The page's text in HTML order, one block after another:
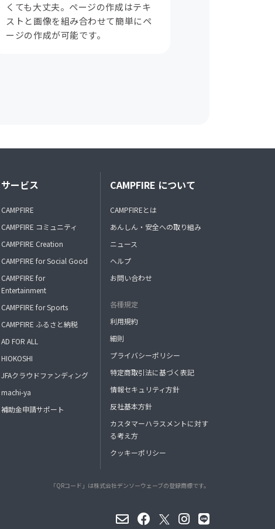
くても大丈夫。ページの作成はテキ
ストと画像を組み合わせて簡単にペ
ージの作成が可能です。
サービス
CAMPFIRE
CAMPFIRE コミュニティ
CAMPFIRE Creation
CAMPFIRE for Social Good
CAMPFIRE for
Entertainment
CAMPFIRE for Sports
CAMPFIRE ふるさと納税
AD FOR ALL
HIOKOSHI
JFAクラウドファンディング
machi-ya
補助金申請サポート
CAMPFIRE について
CAMPFIREとは
あんしん・安全への取り組み
ニュース
ヘルプ
お問い合わせ
各種規定
利用規約
細則
プライバシーポリシー
特定商取引法に基づく表記
情報セキュリティ方針
反社基本方針
カスタマーハラスメントに対す
る考え方
クッキーポリシー
「QRコード」は株式会社デンソーウェーブの登録商標です。